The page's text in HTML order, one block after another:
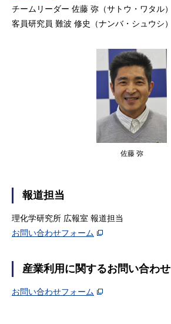
チームリーダー 佐藤 弥（サトウ・ワタル）
客員研究員 難波 修史（ナンバ・シュウシ）
佐藤 弥
報道担当
理化学研究所 広報室 報道担当
お問い合わせフォーム
産業利用に関するお問い合わせ
お問い合わせフォーム